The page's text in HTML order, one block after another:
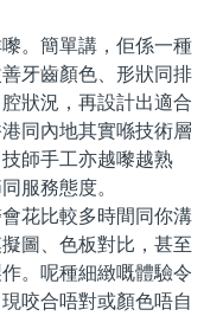
。簡單講，佢係一種
牙齒顏色、形狀同排
狀況，再設計出適合
同內地其實喺技術層
師手工亦越嚟越熟
服務態度。
花比較多時間同你溝
圖、色板對比，甚至
。呢種細緻嘅體驗令
咬合唔對或顏色唔自